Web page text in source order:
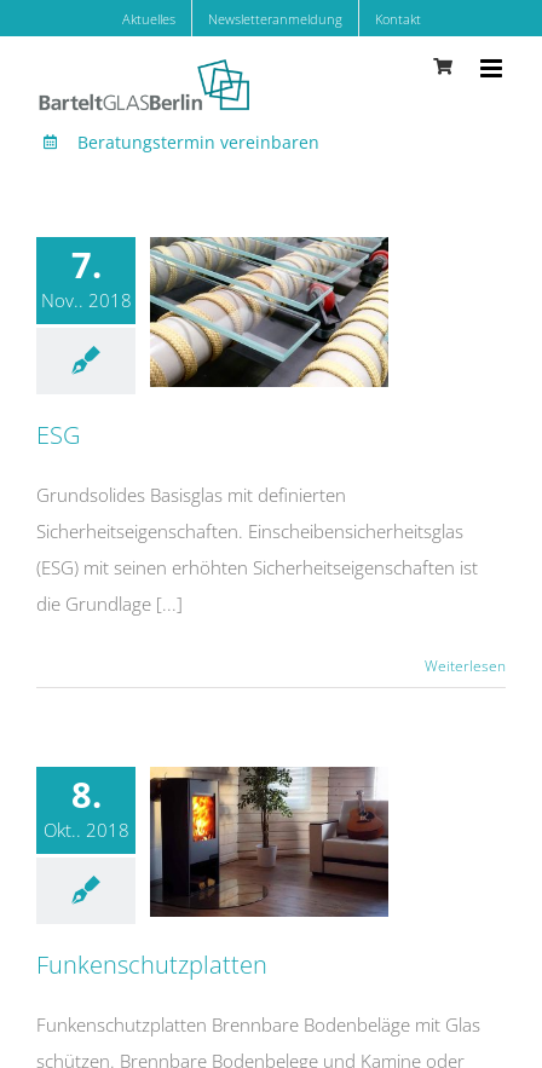
springen
Aktuelles Newsletteranmeldung Kontakt
Beratungstermin vereinbaren
7.
Nov.. 2018
ESG
Grundsolides Basisglas mit definierten
Sicherheitseigenschaften. Einscheibensicherheitsglas
(ESG) mit seinen erhöhten Sicherheitseigenschaften ist
die Grundlage [...]
Weiterlesen
8.
Okt.. 2018
Funkenschutzplatten
Funkenschutzplatten Brennbare Bodenbeläge mit Glas
schützen. Brennbare Bodenbelege und Kamine oder